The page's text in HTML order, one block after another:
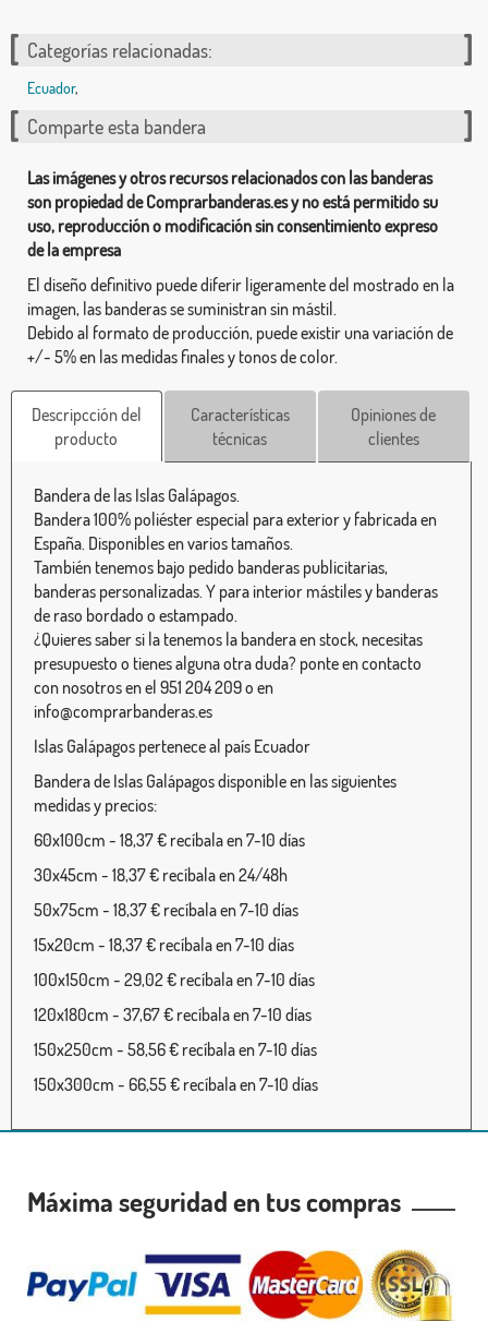
Categorías relacionadas:
Ecuador,
Comparte esta bandera
Las imágenes y otros recursos relacionados con las banderas
son propiedad de Comprarbanderas.es y no está permitido su
uso, reproducción o modificación sin consentimiento expreso
de la empresa
El diseño definitivo puede diferir ligeramente del mostrado en la
imagen, las banderas se suministran sin mástil.
Debido al formato de producción, puede existir una variación de
+/- 5% en las medidas finales y tonos de color.
Descripcción del
producto
Características
técnicas
Opiniones de
clientes
Bandera de las Islas Galápagos.
Bandera 100% poliéster especial para exterior y fabricada en
España. Disponibles en varios tamaños.
También tenemos bajo pedido banderas publicitarias,
banderas personalizadas. Y para interior mástiles y banderas
de raso bordado o estampado.
¿Quieres saber si la tenemos la bandera en stock, necesitas
presupuesto o tienes alguna otra duda? ponte en contacto
con nosotros en el 951 204 209 o en
info@comprarbanderas.es
Islas Galápagos pertenece al país Ecuador
Bandera de Islas Galápagos disponible en las siguientes
medidas y precios:
60x100cm - 18,37 € recíbala en 7-10 días
30x45cm - 18,37 € recíbala en 24/48h
50x75cm - 18,37 € recíbala en 7-10 días
15x20cm - 18,37 € recíbala en 7-10 días
100x150cm - 29,02 € recíbala en 7-10 días
120x180cm - 37,67 € recíbala en 7-10 días
150x250cm - 58,56 € recíbala en 7-10 días
150x300cm - 66,55 € recíbala en 7-10 días
Máxima seguridad en tus compras